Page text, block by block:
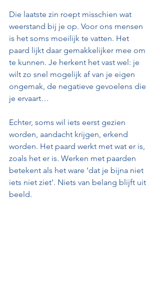
Die laatste zin roept misschien wat
weerstand bij je op. Voor ons mensen
is het soms moeilijk te vatten. Het
paard lijkt daar gemakkelijker mee om
te kunnen. Je herkent het vast wel: je
wilt zo snel mogelijk af van je eigen
ongemak, de negatieve gevoelens die
je ervaart…
Echter, soms wil iets eerst gezien
worden, aandacht krijgen, erkend
worden. Het paard werkt met wat er is,
zoals het er is. Werken met paarden
betekent als het ware ‘dat je bijna niet
iets niet ziet’. Niets van belang blijft uit
beeld.